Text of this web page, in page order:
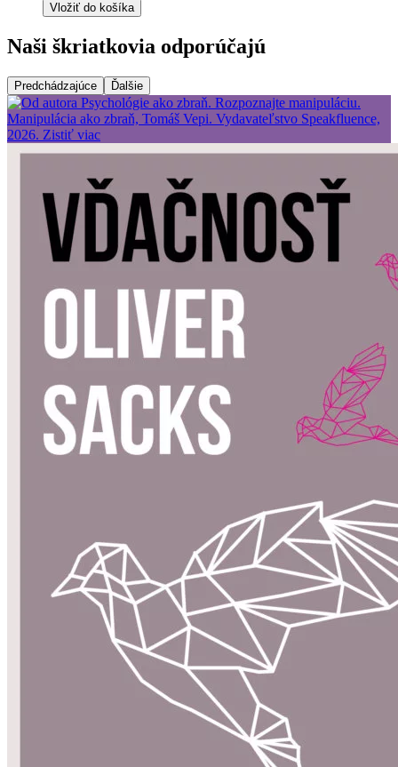
Vložiť do košíka
Naši škriatkovia odporúčajú
Predchádzajúce Ďalšie